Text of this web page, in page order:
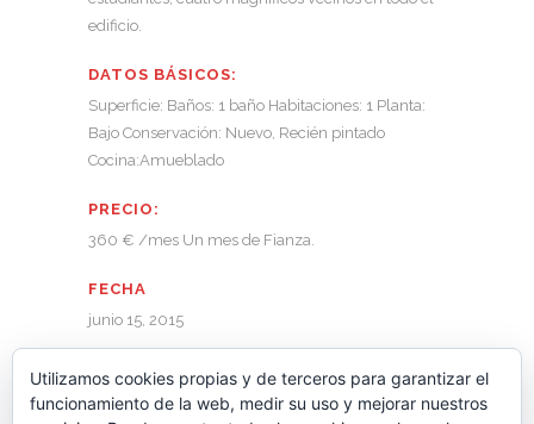
edificio.
DATOS BÁSICOS:
Superficie: Baños: 1 baño Habitaciones: 1 Planta:
Bajo Conservación: Nuevo, Recién pintado
Cocina:Amueblado
PRECIO:
360 € /mes Un mes de Fianza.
FECHA
junio 15, 2015
CATEGORÍA
Alquiler-Viviendas
Utilizamos cookies propias y de terceros para garantizar el
funcionamiento de la web, medir su uso y mejorar nuestros